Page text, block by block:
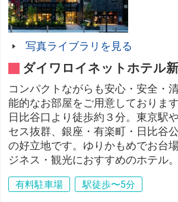
写真ライブラリを見る
ダイワロイネットホテル
コンパクトながらも安心・安全・
能的なお部屋をご用意しておりま
日比谷口より徒歩約３分。東京駅
セス抜群、銀座・有楽町・日比谷
の好立地です。ゆりかもめでお台
ジネス・観光におすすめのホテル。
有料駐車場 駅徒歩〜5分